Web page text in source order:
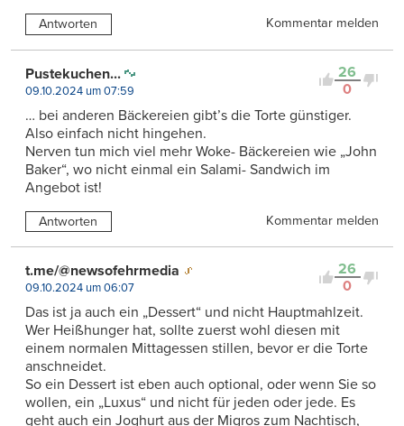
Antworten Kommentar melden
26
0
Pustekuchen...
09.10.2024 um 07:59
… bei anderen Bäckereien gibt’s die Torte günstiger.
Also einfach nicht hingehen.
Nerven tun mich viel mehr Woke- Bäckereien wie „John
Baker“, wo nicht einmal ein Salami- Sandwich im
Angebot ist!
Antworten Kommentar melden
26
0
t.me/@newsofehrmedia
09.10.2024 um 06:07
Das ist ja auch ein „Dessert“ und nicht Hauptmahlzeit.
Wer Heißhunger hat, sollte zuerst wohl diesen mit
einem normalen Mittagessen stillen, bevor er die Torte
anschneidet.
So ein Dessert ist eben auch optional, oder wenn Sie so
wollen, ein „Luxus“ und nicht für jeden oder jede. Es
geht auch ein Joghurt aus der Migros zum Nachtisch,